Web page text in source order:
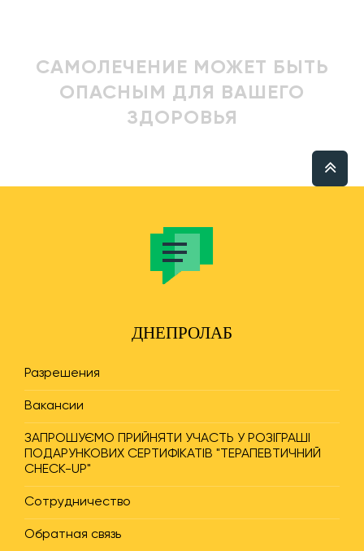
САМОЛЕЧЕНИЕ МОЖЕТ БЫТЬ
ОПАСНЫМ ДЛЯ ВАШЕГО
ЗДОРОВЬЯ
ДНЕПРОЛАБ
Разрешения
Вакансии
ЗАПРОШУЄМО ПРИЙНЯТИ УЧАСТЬ У РОЗІГРАШІ
ПОДАРУНКОВИХ СЕРТИФІКАТІВ "ТЕРАПЕВТИЧНИЙ
CHECK-UP"
Сотрудничество
Обратная связь